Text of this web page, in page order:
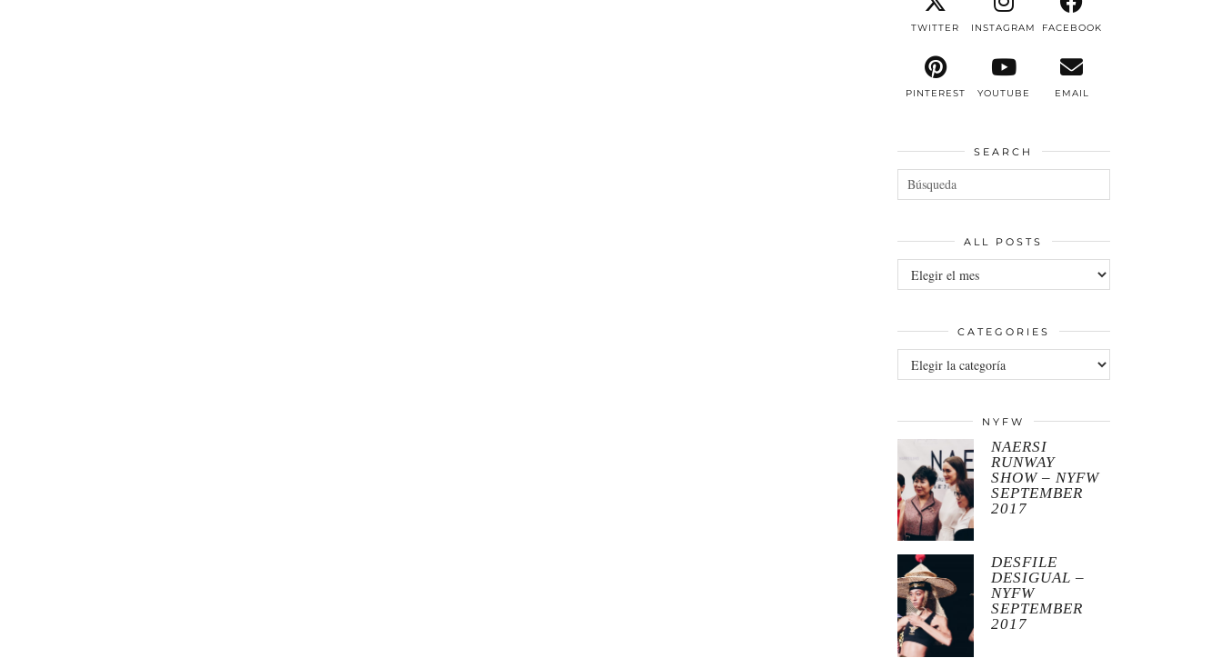
TWITTER INSTAGRAM FACEBOOK
PINTEREST YOUTUBE EMAIL
SEARCH
ALL POSTS
All
posts
CATEGORIES
Categories
NYFW
NAERSI
RUNWAY
SHOW – NYFW
SEPTEMBER
2017
DESFILE
DESIGUAL –
NYFW
SEPTEMBER
2017